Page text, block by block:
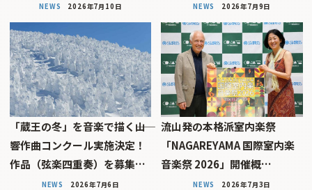
NEWS 2026年7月10日 NEWS 2026年7月9日
「蔵王の冬」を音楽で描く――山
響作曲コンクール実施決定！
作品（弦楽四重奏）を募集…
NEWS 2026年7月6日
流山発の本格派室内楽祭
「NAGAREYAMA 国際室内楽
音楽祭 2026」開催概…
NEWS 2026年7月3日